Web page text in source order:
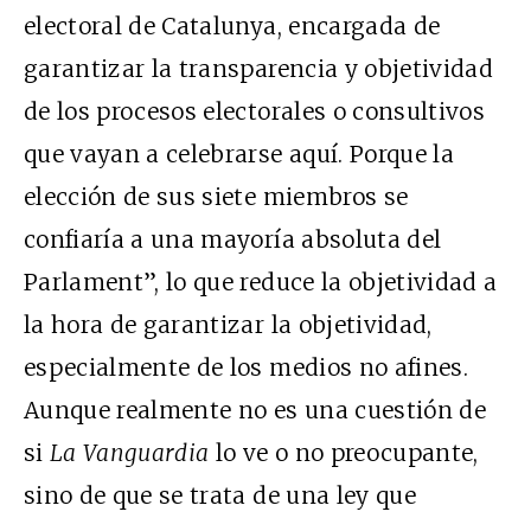
electoral de Catalunya, encargada de
garantizar la transparencia y objetividad
de los procesos electorales o consultivos
que vayan a celebrarse aquí. Porque la
elección de sus siete miembros se
confiaría a una mayoría absoluta del
Parlament”, lo que reduce la objetividad a
la hora de garantizar la objetividad,
especialmente de los medios no afines.
Aunque realmente no es una cuestión de
si La Vanguardia lo ve o no preocupante,
sino de que se trata de una ley que